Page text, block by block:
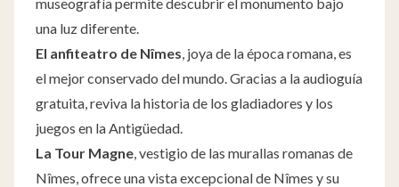
una luz diferente.
El anfiteatro de Nîmes , joya de la época romana, es
el mejor conservado del mundo. Gracias a la audioguía
gratuita, reviva la historia de los gladiadores y los
juegos en la Antigüedad.
La Tour Magne , vestigio de las murallas romanas de
Nîmes, ofrece una vista excepcional de Nîmes y su